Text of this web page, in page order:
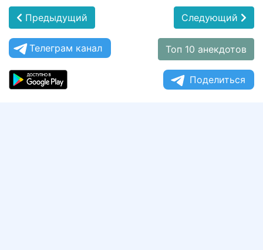
Предыдущий Следующий
Телеграм канал Топ 10 анекдотов
Поделиться